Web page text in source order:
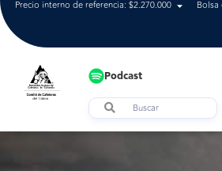
Precio interno de referencia: $2.270.000 Bolsa
Podcast